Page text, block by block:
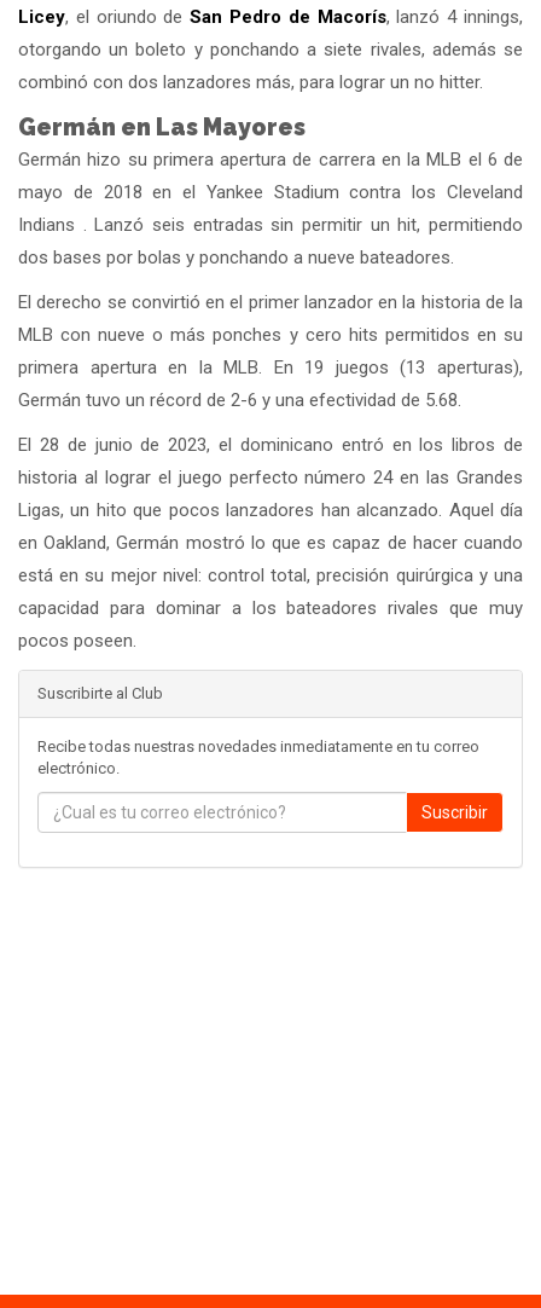
Licey, el oriundo deSan Pedro de Macorís, lanzó 4 innings,
otorgando un boleto y ponchando a siete rivales, además se
combinó con dos lanzadores más, para lograr un no hitter.
Germán en Las Mayores
Germán hizo su primera apertura de carrera en la MLB el 6 de
mayo de 2018 en el Yankee Stadium contra los Cleveland
Indians . Lanzó seis entradas sin permitir un hit, permitiendo
dos bases por bolas y ponchando a nueve bateadores.
El derecho se convirtió en el primer lanzador en la historia de la
MLB con nueve o más ponches y cero hits permitidos en su
primera apertura en la MLB. En 19 juegos (13 aperturas),
Germán tuvo un récord de 2-6 y una efectividad de 5.68.
El 28 de junio de 2023, el dominicano entró en los libros de
historia al lograr el juego perfecto número 24 en las Grandes
Ligas, un hito que pocos lanzadores han alcanzado. Aquel día
en Oakland, Germán mostró lo que es capaz de hacer cuando
está en su mejor nivel: control total, precisión quirúrgica y una
capacidad para dominar a los bateadores rivales que muy
pocos poseen.
Suscribirte al Club
Recibe todas nuestras novedades inmediatamente en tu correo
electrónico.
Suscribir